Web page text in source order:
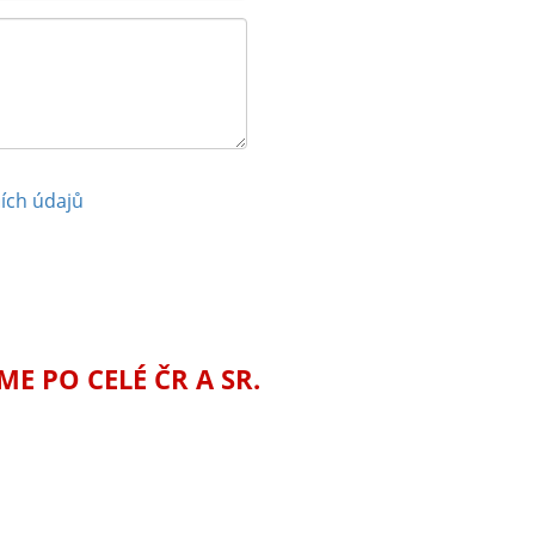
údajů
PO CELÉ ČR A SR.